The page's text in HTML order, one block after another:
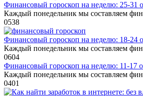
Финансовый гороскоп на неделю: 25-31
Каждый понедельник мы составляем
0538
Финансовый гороскоп на неделю: 18-24
Каждый понедельник мы составляем
0604
Финансовый гороскоп на неделю: 11-17
Каждый понедельник мы составляем
0401